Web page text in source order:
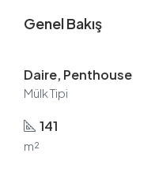
Genel Bakış
Daire, Penthouse
Mülk Tipi
141
m²